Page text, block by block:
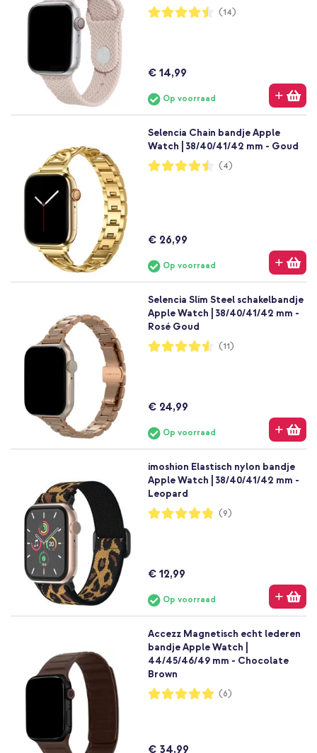
Waardering:
90%
(14)
€ 14,99
Op voorraad
Selencia Chain bandje Apple
Watch | 38/40/41/42 mm - Goud
Waardering:
90%
(4)
€ 26,99
Op voorraad
Selencia Slim Steel schakelbandje
Apple Watch | 38/40/41/42 mm -
Rosé Goud
Waardering:
91%
(11)
€ 24,99
Op voorraad
imoshion Elastisch nylon bandje
Apple Watch | 38/40/41/42 mm -
Leopard
Waardering:
96%
(9)
€ 12,99
Op voorraad
Accezz Magnetisch echt lederen
bandje Apple Watch |
44/45/46/49 mm - Chocolate
Brown
Waardering:
100%
(6)
€ 34,99